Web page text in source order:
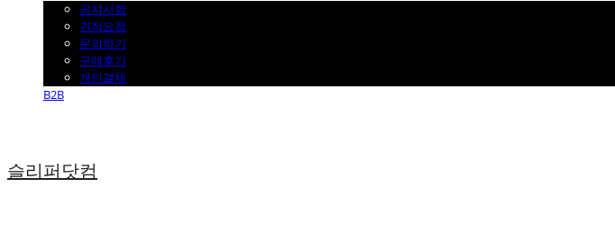
공지사항
견적요청
문의하기
구매후기
개인결제
B2B
슬리퍼닷컴